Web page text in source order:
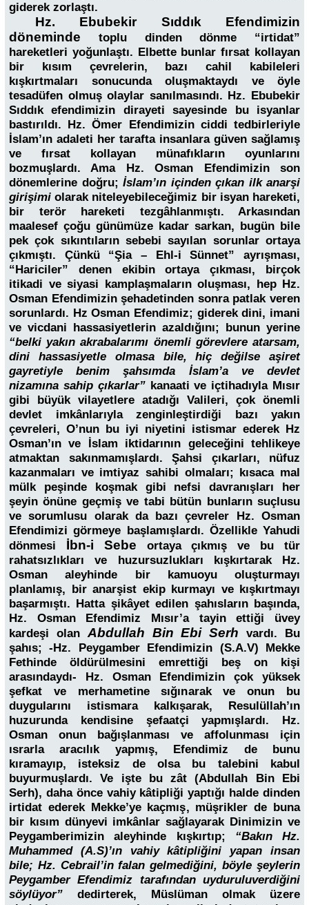
giderek zorlaştı.
Hz. Ebubekir Sıddık Efendimizin
döneminde toplu dinden dönme “irtidat”
hareketleri yoğunlaştı. Elbette bunlar fırsat kollayan
bir kısım çevrelerin, bazı cahil kabileleri
kışkırtmaları sonucunda oluşmaktaydı ve öyle
tesadüfen olmuş olaylar sanılmasındı. Hz. Ebubekir
Sıddık efendimizin dirayeti sayesinde bu isyanlar
bastırıldı. Hz. Ömer Efendimizin ciddi tedbirleriyle
İslam’ın adaleti her tarafta insanlara güven sağlamış
ve fırsat kollayan münafıkların oyunlarını
bozmuşlardı. Ama Hz. Osman Efendimizin son
dönemlerine doğru; İslam’ın içinden çıkan ilk anarşi
girişimi olarak niteleyebileceğimiz bir isyan hareketi,
bir terör hareketi tezgâhlanmıştı. Arkasından
maalesef çoğu günümüze kadar sarkan, bugün bile
pek çok sıkıntıların sebebi sayılan sorunlar ortaya
çıkmıştı. Çünkü “Şia – Ehl-i Sünnet” ayrışması,
“Hariciler” denen ekibin ortaya çıkması, birçok
itikadi ve siyasi kamplaşmaların oluşması, hep Hz.
Osman Efendimizin şehadetinden sonra patlak veren
sorunlardı. Hz Osman Efendimiz; giderek dini, imani
ve vicdani hassasiyetlerin azaldığını; bunun yerine
“belki yakın akrabalarımı önemli görevlere atarsam,
dini hassasiyetle olmasa bile, hiç değilse aşiret
gayretiyle benim şahsımda İslam’a ve devlet
nizamına sahip çıkarlar”kanaati ve içtihadıyla Mısır
gibi büyük vilayetlere atadığı Valileri, çok önemli
devlet imkânlarıyla zenginleştirdiği bazı yakın
çevreleri, O’nun bu iyi niyetini istismar ederek Hz
Osman’ın ve İslam iktidarının geleceğini tehlikeye
atmaktan sakınmamışlardı. Şahsi çıkarları, nüfuz
kazanmaları ve imtiyaz sahibi olmaları; kısaca mal
mülk peşinde koşmak gibi nefsi davranışları her
şeyin önüne geçmiş ve tabi bütün bunların suçlusu
ve sorumlusu olarak da bazı çevreler Hz. Osman
Efendimizi görmeye başlamışlardı. Özellikle Yahudi
dönmesi İbn-i Sebe ortaya çıkmış ve bu tür
rahatsızlıkları ve huzursuzlukları kışkırtarak Hz.
Osman aleyhinde bir kamuoyu oluşturmayı
planlamış, bir anarşist ekip kurmayı ve kışkırtmayı
başarmıştı. Hatta şikâyet edilen şahısların başında,
Hz. Osman Efendimiz Mısır’a tayin ettiği üvey
kardeşi olanAbdullah Bin Ebi Serh vardı. Bu
şahıs; -Hz. Peygamber Efendimizin (S.A.V) Mekke
Fethinde öldürülmesini emrettiği beş on kişi
arasındaydı- Hz. Osman Efendimizin çok yüksek
şefkat ve merhametine sığınarak ve onun bu
duygularını istismara kalkışarak, Resulüllah’ın
huzurunda kendisine şefaatçi yapmışlardı. Hz.
Osman onun bağışlanması ve affolunması için
ısrarla aracılık yapmış, Efendimiz de bunu
kıramayıp, isteksiz de olsa bu talebini kabul
buyurmuşlardı. Ve işte bu zât (Abdullah Bin Ebi
Serh), daha önce vahiy kâtipliği yaptığı halde dinden
irtidat ederek Mekke’ye kaçmış, müşrikler de buna
bir kısım dünyevi imkânlar sağlayarak Dinimizin ve
Peygamberimizin aleyhinde kışkırtıp; “Bakın Hz.
Muhammed (A.S)’ın vahiy kâtipliğini yapan insan
bile; Hz. Cebrail’in falan gelmediğini, böyle şeylerin
Peygamber Efendimiz tarafından uyduruluverdiğini
söylüyor” dedirterek, Müslüman olmak üzere